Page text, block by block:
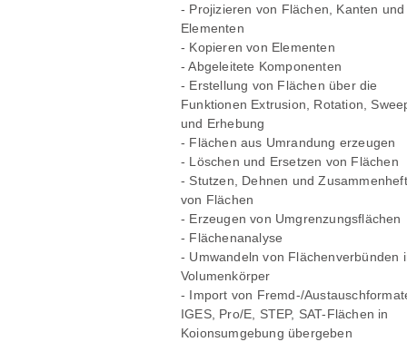
- Projizieren von Flächen, Kanten und
Elementen
- Kopieren von Elementen
- Abgeleitete Komponenten
- Erstellung von Flächen über die
Funktionen Extrusion, Rotation,
und Erhebung
- Flächen aus Umrandung erzeugen
- Löschen und Ersetzen von Flächen
- Stutzen, Dehnen und
von Flächen
- Erzeugen von Umgrenzungsflächen
- Flächenanalyse
- Umwandeln von Flächenverbünden
Volumenkörper
- Import von Fremd-/
IGES, Pro/E, STEP, SAT-Flächen in
Koionsumgebung übergeben